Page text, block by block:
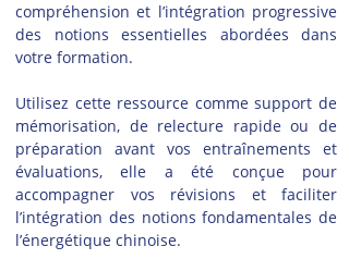
compréhension et l’intégration progressive
des notions essentielles abordées dans
votre formation.
Utilisez cette ressource comme support de
mémorisation, de relecture rapide ou de
préparation avant vos entraînements et
évaluations, elle a été conçue pour
accompagner vos révisions et faciliter
l’intégration des notions fondamentales de
l’énergétique chinoise.